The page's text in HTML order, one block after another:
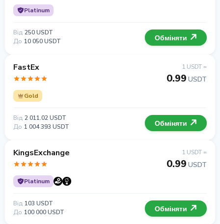
Platinum
Від 250 USDT
До 10 050 USDT Обміняти
FastEx
Gold
1 USDT =
0.99 USDT
Від 2 011.02 USDT
До 1 004 393 USDT Обміняти
KingsExchange
Platinum
1 USDT =
0.99 USDT
Від 103 USDT
До 100 000 USDT Обміняти